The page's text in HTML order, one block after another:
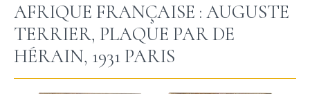
AFRIQUE FRANÇAISE : AUGUSTE
TERRIER, PLAQUE PAR DE
HÉRAIN, 1931 PARIS